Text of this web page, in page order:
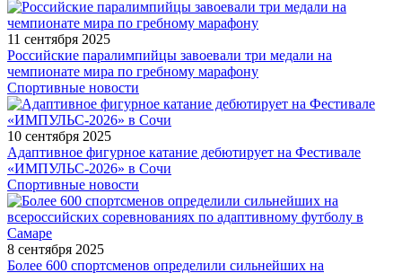
11 сентября 2025
Российские паралимпийцы завоевали три медали на
чемпионате мира по гребному марафону
Спортивные новости
10 сентября 2025
Адаптивное фигурное катание дебютирует на Фестивале
«ИМПУЛЬС-2026» в Сочи
Спортивные новости
8 сентября 2025
Более 600 спортсменов определили сильнейших на